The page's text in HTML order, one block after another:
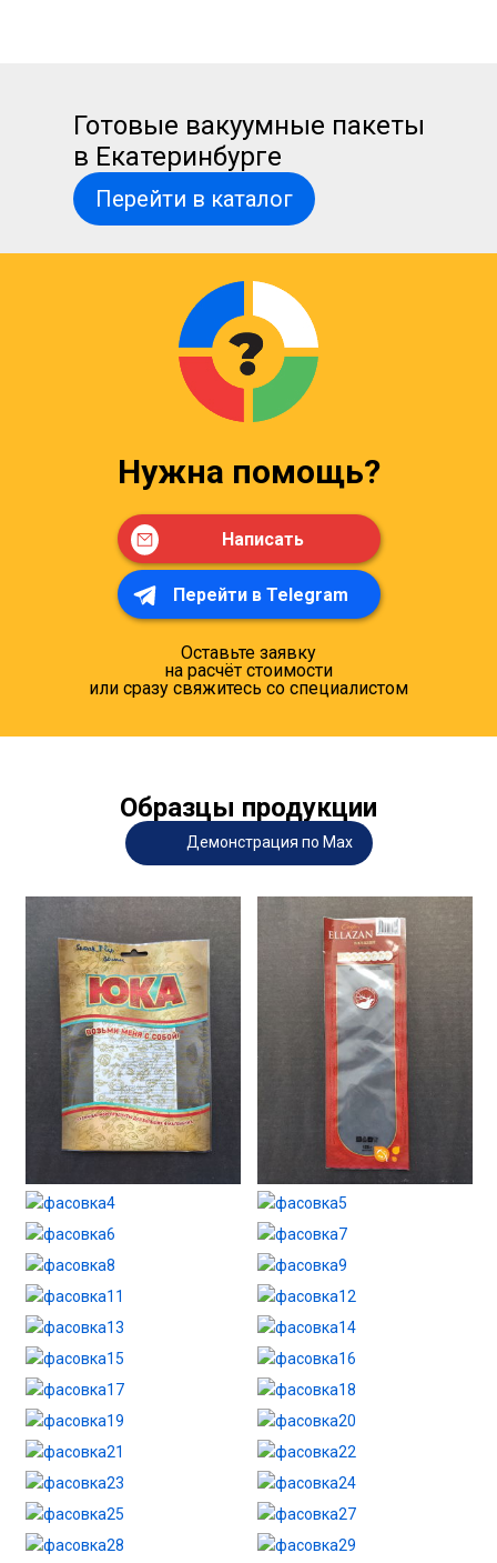
Готовые вакуумные пакеты
в Екатеринбурге
Перейти в каталог
Нужна помощь?
Написать
Перейти в Telegram
Оставьте заявку
на расчёт стоимости
или сразу свяжитесь со специалистом
Образцы продукции
Демонстрация по Max